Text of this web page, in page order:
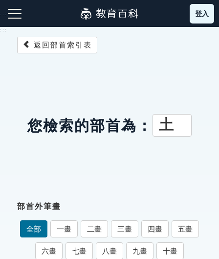
到
主
:::
成語故事
索引選單
知識索引
登入
:::
返回部首索引表
您檢索的部首為： 土
部首外筆畫
全部 一畫 二畫 三畫 四畫 五畫
六畫 七畫 八畫 九畫 十畫